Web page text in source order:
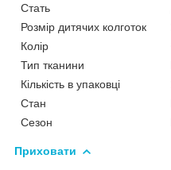
Стать
Розмір дитячих колготок
Колір
Тип тканини
Кількість в упаковці
Стан
Сезон
Приховати